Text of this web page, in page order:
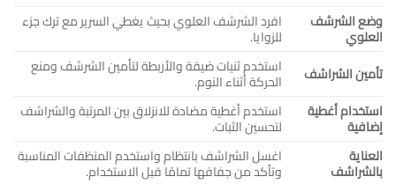
وضع الشرشف
العلوي
افرد الشرشف العلوي بحيث يغطي السرير مع ترك جزء
للزوايا.
تأمين الشراشف
استخدم ثنيات ضيقة والأربطة لتأمين الشرشف ومنع
الحركة أثناء النوم.
استخدام أغطية
إضافية
استخدم أغطية مضادة للانزلاق بين المرتبة والشراشف
لتحسين الثبات.
العناية
بالشراشف
اغسل الشراشف بانتظام واستخدم المنظفات المناسبة
وتأكد من جفافها تمامًا قبل الاستخدام.